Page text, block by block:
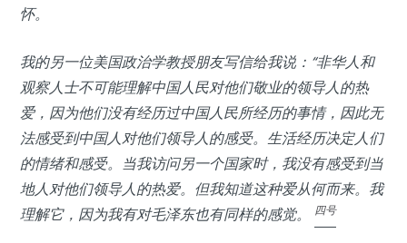
怀。
我的另一位美国政治学教授朋友写信给我说：“非华人和
观察人士不可能理解中国人民对他们敬业的领导人的热
爱，因为他们没有经历过中国人民所经历的事情，因此无
法感受到中国人对他们领导人的感受。生活经历决定人们
的情绪和感受。当我访问另一个国家时，我没有感受到当
地人对他们领导人的热爱。但我知道这种爱从何而来。我
理解它，因为我有对毛泽东也有同样的感觉。
四号